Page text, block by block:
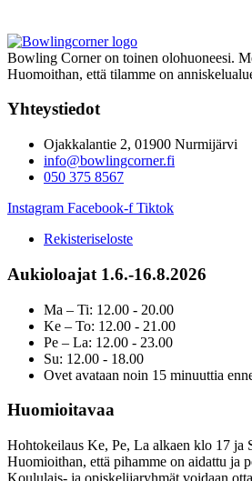
Bowling Corner on toinen olohuoneesi.
Huomoithan, että tilamme on
Yhteystiedot
Ojakkalantie 2, 01900 Nurmijärvi
info@bowlingcorner.fi
050 375 8567
Instagram Facebook-f Tiktok
Rekisteriseloste
Aukioloajat 1.6.-16.8.2026
Ma – Ti: 12.00 - 20.00
Ke – To: 12.00 - 21.00
Pe – La: 12.00 - 23.00
Su: 12.00 - 18.00
Ovet avataan noin 15 minuuttia
Huomioitavaa
Hohtokeilaus Ke, Pe, La alkaen klo 17 ja
Huomioithan, että pihamme on aidattu ja
Koululais- ja opiskelijaryhmät voidaan